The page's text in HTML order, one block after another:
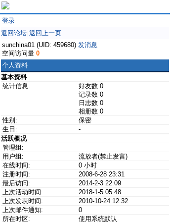
登录
返回论坛 返回上一页
sunchina01 (UID: 459680) 发消息
空间访问量 0
个人资料
基本资料
统计信息:
好友数 0
记录数 0
日志数 0
相册数 0
性别:
保密
生日:
-
活跃概况
管理组:
用户组:
流放者(禁止发言)
在线时间:
0 小时
注册时间:
2008-6-28 23:31
最后访问:
2014-2-3 22:09
上次活动时间:
2018-1-5 05:48
上次发表时间:
2010-10-24 12:32
上次邮件通知:
0
所在时区:
使用系统默认